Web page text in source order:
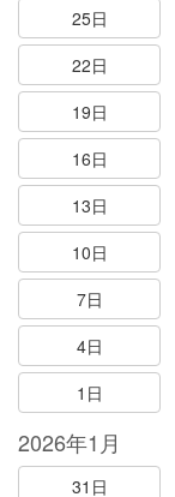
25日
22日
19日
16日
13日
10日
7日
4日
1日
2026年1月
31日